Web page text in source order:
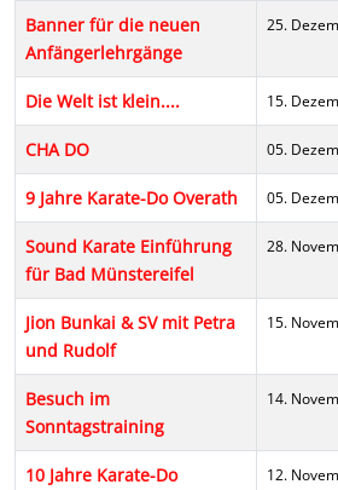
Beiträge
Banner für die neuen
Anfängerlehrgänge
25.
Die Welt ist klein.... 15.
CHA DO 05.
9 Jahre Karate-Do Overath 05.
Sound Karate Einführung
für Bad Münstereifel
28.
Jion Bunkai & SV mit Petra
und Rudolf
15.
Besuch im
Sonntagstraining
14.
10 Jahre Karate-Do
12.